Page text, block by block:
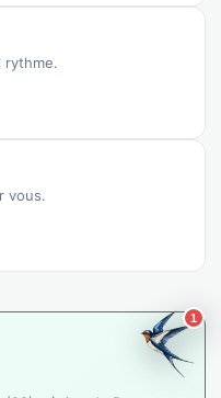
1
rythme.
vous.